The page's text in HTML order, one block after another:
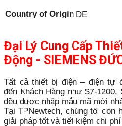
Country of Origin DE
Đại Lý Cung Cấp
Động - SIEMENS
Tất cả thiết bị điện – điện tự
đến Khách Hàng như S7-
đều được nhập mẫu mã mới
Tại TPNewtech, chúng tôi còn
giải pháp tốt và tiết kiệm chi